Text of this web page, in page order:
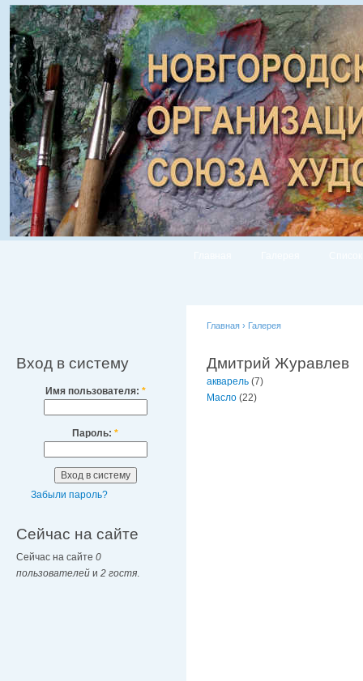
Вход в систему
Имя пользователя: *
Пароль: *
Забыли пароль?
Сейчас на сайте
Сейчас на сайте 0
пользователей и 2 гостя
Главная › Галерея
Дмитрий Журавлев
акварель (7)
Масло (22)